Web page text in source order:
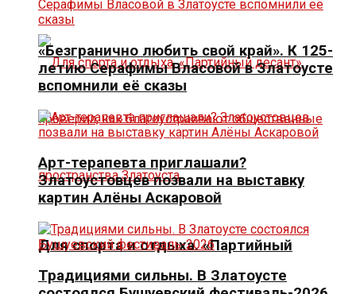
Для спорта и отдыха. «Партийный
«Безгранично любить свой край». К 125-
летию Серафимы Власовой в Златоусте
вспомнили её сказы
Арт-терапевта приглашали?
Златоустовцев позвали на выставку
картин Алёны Аскаровой
Традициями сильны. В Златоусте